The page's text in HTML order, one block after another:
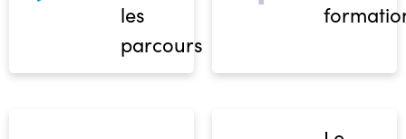
les
parcours